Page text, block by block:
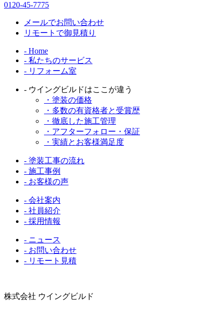
0120-45-7775
メールでお問い合わせ
リモートで御見積り
- Home
- 私たちのサービス
- リフォーム室
- ウイングビルドはここが違う
・塗装の価格
・多数の有資格者と受賞歴
・徹底した施工管理
・アフターフォロー・保証
・実績とお客様満足度
- 塗装工事の流れ
- 施工事例
- お客様の声
- 会社案内
- 社員紹介
- 採用情報
- ニュース
- お問い合わせ
- リモート見積
株式会社 ウイングビルド